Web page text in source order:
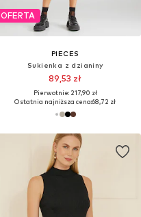
OFERTA
PIECES
Sukienka z dzianiny
89,53 zł
Pierwotnie: 217,90 zł
Ostatnia najniższa cena:68,72 zł